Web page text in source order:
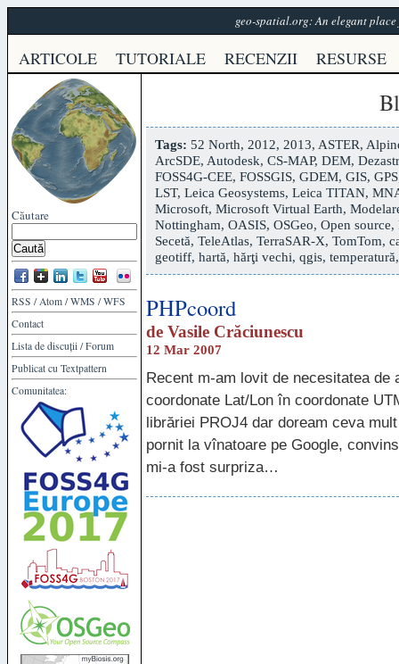
geo-spatial.org: An elegant
ARTICOLE TUTORIALE RECENZII RESURSE
Căutare
RSS /Atom /WMS /WFS
Contact
Lista de discuții /Forum
Publicat cu Textpattern
Comunitatea:
Tags: 52 North, 2012, 2013, ASTER,
ArcSDE, Autodesk, CS-MAP, DEM,
FOSS4G-CEE, FOSSGIS, GDEM, GIS, GPS
LST, Leica Geosystems, Leica TITAN,
Microsoft, Microsoft Virtual Earth,
Nottingham, OASIS, OSGeo, Open source,
Secetă, TeleAtlas, TerraSAR-X, TomTom,
geotiff, hartă, hărţi vechi, qgis, temperatură
PHPcoord
de Vasile Crăciunescu
12 Mar 2007
Recent m-am lovit de necesitatea
coordonate Lat/Lon în coordonate
librăriei PROJ4 dar doream ceva
pornit la vînatoare pe Google,
mi-a fost surpriza…